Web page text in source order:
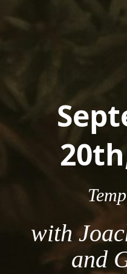
with
and